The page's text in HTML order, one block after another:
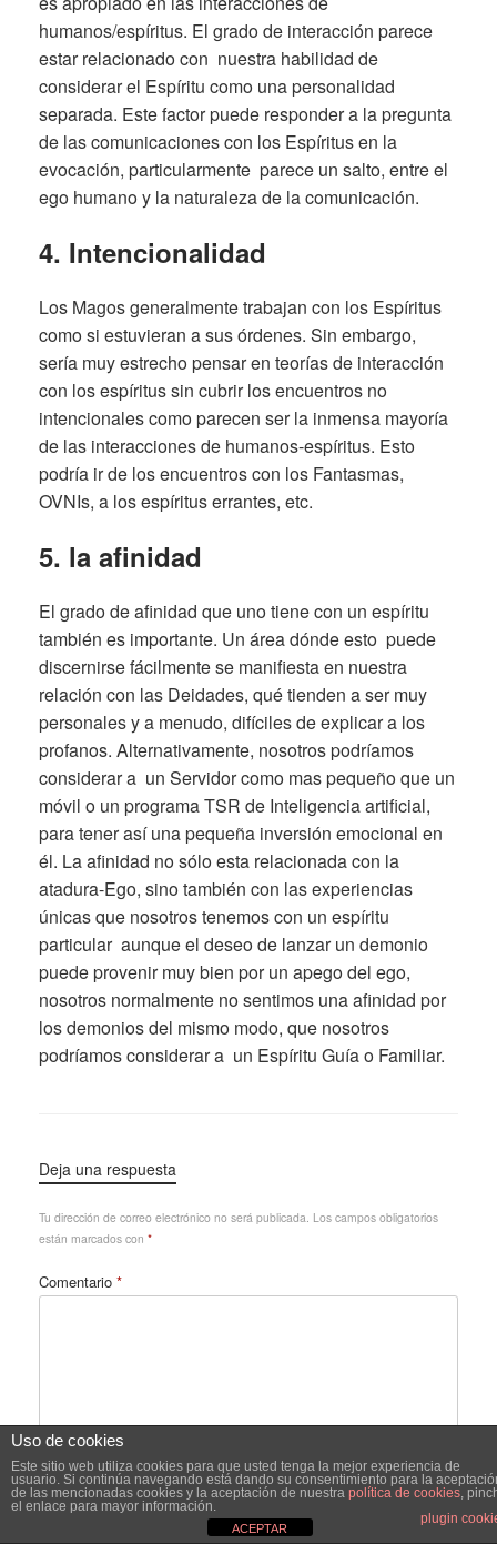
humanos/espíritus. El grado de interacción parece
estar relacionado con nuestra habilidad de
considerar el Espíritu como una personalidad
separada. Este factor puede responder a la pregunta
de las comunicaciones con los Espíritus en la
evocación, particularmente parece un salto, entre el
ego humano y la naturaleza de la comunicación.
4. Intencionalidad
Los Magos generalmente trabajan con los Espíritus
como si estuvieran a sus órdenes. Sin embargo,
sería muy estrecho pensar en teorías de interacción
con los espíritus sin cubrir los encuentros no
intencionales como parecen ser la inmensa mayoría
de las interacciones de humanos-espíritus. Esto
podría ir de los encuentros con los Fantasmas,
OVNIs, a los espíritus errantes, etc.
5. la afinidad
El grado de afinidad que uno tiene con un espíritu
también es importante. Un área dónde esto puede
discernirse fácilmente se manifiesta en nuestra
relación con las Deidades, qué tienden a ser muy
personales y a menudo, difíciles de explicar a los
profanos. Alternativamente, nosotros podríamos
considerar a un Servidor como mas pequeño que un
móvil o un programa TSR de Inteligencia artificial,
para tener así una pequeña inversión emocional en
él. La afinidad no sólo esta relacionada con la
atadura-Ego, sino también con las experiencias
únicas que nosotros tenemos con un espíritu
particular aunque el deseo de lanzar un demonio
puede provenir muy bien por un apego del ego,
nosotros normalmente no sentimos una afinidad por
los demonios del mismo modo, que nosotros
podríamos considerar a un Espíritu Guía o Familiar.
Deja una respuesta
Tu dirección de correo electrónico no será publicada. Los campos obligatorios
están marcados con *
Comentario *
Uso de cookies
Este sitio web utiliza cookies para que usted tenga la mejor experiencia de
usuario. Si continúa navegando está dando su consentimiento para la
de las mencionadas cookies y la aceptación de nuestra política de cookies,
el enlace para mayor información.
plugin
ACEPTAR